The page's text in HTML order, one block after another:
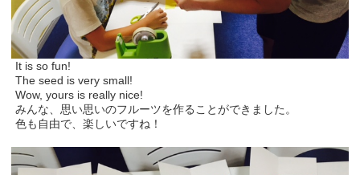
It is so fun!
The seed is very small!
Wow, yours is really nice!
みんな、思い思いのフルーツを作ることができました。
色も自由で、楽しいですね！